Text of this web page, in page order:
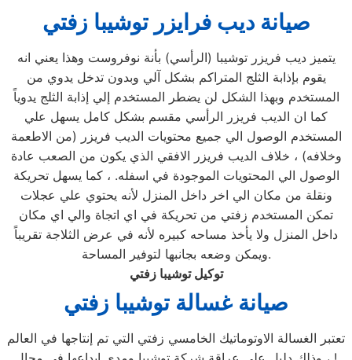
صيانة ديب فرايزر توشيبا زفتي
يتميز ديب فريزر توشيبا (الرأسي) بأنة نوفروست وهذا يعني انه
يقوم بإذابة الثلج المتراكم بشكل آلي وبدون تدخل يدوي من
المستخدم وبهذا الشكل لن يضطر المستخدم إلي إذابة الثلج يدوياً
كما ان الديب فريزر الرأسي مقسم بشكل كامل يسهل علي
المستخدم الوصول الي جميع محتويات الديب فريزر (من الاطعمة
وخلافه) ، خلاف الديب فريزر الافقي الذي يكون من الصعب عادة
الوصول الي المحتويات الموجودة في اسفله. ، كما يسهل تحريكة
ونقلة من مكان الي اخر داخل المنزل لأنه يحتوي علي عجلات
تمكن المستخدم زفتي من تحريكة في اي اتجاة والي اي مكان
داخل المنزل ولا يأخذ مساحه كبيره لأنه في عرض الثلاجة تقريباً
ويمكن وضعه بجانبها لتوفير المساحة.
توكيل توشيبا زفتي
صيانة غسالة توشيبا زفتي
تعتبر الغسالة الاوتوماتيك الخامسي زفتي التي تم إنتاجها في العالم